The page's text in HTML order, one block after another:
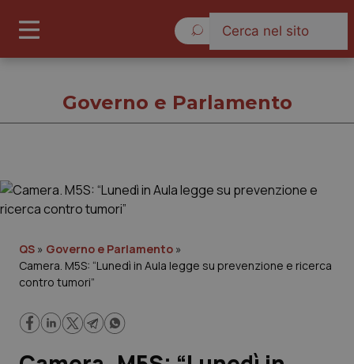
Governo e Parlamento
Regioni e Asl
Lavoro e Professioni
Governo e Parlamento
QS » Governo e Parlamento »
Camera. M5S: “Lunedì in Aula legge su prevenzione e ricerca
contro tumori”